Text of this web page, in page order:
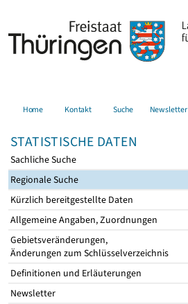
Home Kontakt Suche Newsletter
STATISTISCHE DATEN
Sachliche Suche
Regionale Suche
Kürzlich bereitgestellte Daten
Allgemeine Angaben, Zuordnungen
Gebietsveränderungen,
Änderungen zum Schlüsselverzeichnis
Definitionen und Erläuterungen
Newsletter